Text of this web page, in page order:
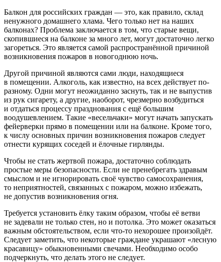
Балкон для российских граждан — это, как правило, склад
ненужного домашнего хлама. Чего только нет на наших
балконах? Проблема заключается в том, что старые вещи,
скопившиеся на балконе за много лет, могут достаточно легко
загореться. Это является самой распространённой причиной
возникновения пожаров в новогоднюю ночь.
Другой причиной являются сами люди, находящиеся
в помещении. Алкоголь, как известно, на всех действует по-
разному. Одни могут неожиданно заснуть, так и не выпустив
из рук сигарету, а другие, наоборот, чрезмерно возбудиться
и отдаться процессу празднования с ещё большим
воодушевлением. Такие «весельчаки» могут начать запускать
фейерверки прямо в помещении или на балконе. Кроме того,
к числу основных причин возникновения пожаров следует
отнести курящих соседей и ёлочные гирлянды.
Чтобы не стать жертвой пожара, достаточно соблюдать
простые меры безопасности. Если не пренебрегать здравым
смыслом и не игнорировать своё чувство самосохранения,
то неприятностей, связанных с пожаром, можно избежать,
не допустив возникновения огня.
Требуется установить ёлку таким образом, чтобы её ветви
не задевали не только стен, но и потолка. Это может оказаться
важным обстоятельством, если что-то нехорошее произойдёт.
Следует заметить, что некоторые граждане украшают «лесную
красавицу» обыкновенными свечами. Необходимо особо
подчеркнуть, что делать этого не следует.